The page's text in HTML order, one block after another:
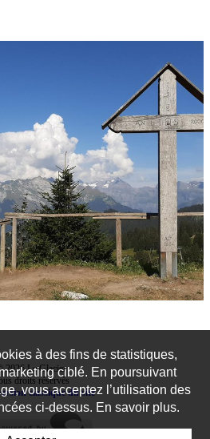
2026 Le Glacier
droits réservés
classique du site
à des fins de statistiques,
ciblé. En poursuivant
vous acceptez l’utilisation des
ci-dessus. En savoir plus.